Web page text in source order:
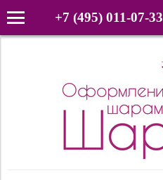
+7 (495) 011-07-33